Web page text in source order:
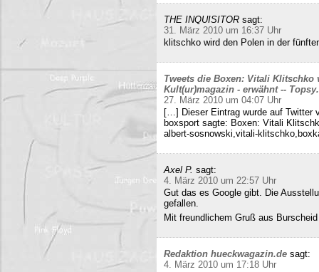
THE INQUISITOR sagt:
31. März 2010 um 16:37 Uhr
klitschko wird den Polen in der
Tweets die Boxen: Vitali Klitschko
Kult(ur)magazin - erwähnt --
27. März 2010 um 04:07 Uhr
[…] Dieser Eintrag wurde auf Twitter
boxsport sagte: Boxen: Vitali
albert-sosnowski,vitali-
Axel P. sagt:
4. März 2010 um 22:57 Uhr
Gut das es Google gibt. Die
gefallen.
Mit freundlichem Gruß aus Burscheid
Redaktion hueckwagazin.de sagt:
4. März 2010 um 17:18 Uhr